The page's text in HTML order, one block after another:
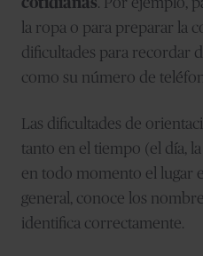
cotidianas. Por ejemplo,
la ropa o para preparar la
dificultades para recordar
como su número de
Las dificultades de
tanto en el tiempo (el día,
en todo momento el lugar
general, conoce los
identifica correctamente.